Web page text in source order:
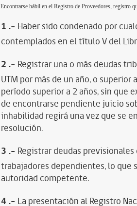
Encontrarse hábil en el Registro de Proveedores, registro
1 .- Haber sido condenado por
contemplados en el título V del
2 .- Registrar una o más deudas
UTM por más de un año, o
período superior a 2 años, sin que
de encontrarse pendiente juicio
inhabilidad regirá una vez que se
resolución.
3 .- Registrar deudas
trabajadores dependientes, lo
autoridad competente.
4 .- La presentación al Registro